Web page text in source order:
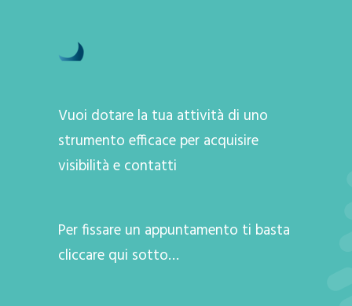
Vuoi dotare la tua attività di uno
strumento efficace per acquisire
visibilità e contatti
Per fissare un appuntamento ti basta
cliccare qui sotto…